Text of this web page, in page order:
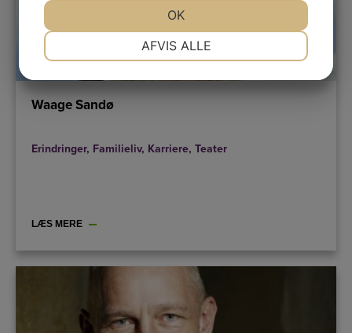
Waage Sandø
Erindringer, Familieliv, Karriere, Teater
LÆS MERE
AFVIS ALLE
OK